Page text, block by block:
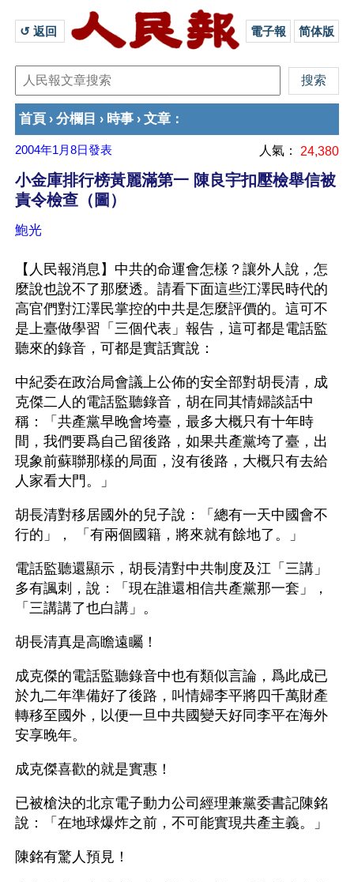
↺ 返回 電子報 简体版
首頁 › 分欄目 › 時事 › 文章 ：
2004年1月8日發表 人氣： 24,380
小金庫排行榜黃麗滿第一 陳良宇扣壓檢舉信被
責令檢查（圖）
鮑光
【人民報消息】中共的命運會怎樣？讓外人說，怎
麼說也說不了那麼透。請看下面這些江澤民時代的
高官們對江澤民掌控的中共是怎麼評價的。這可不
是上臺做學習「三個代表」報告，這可都是電話監
聽來的錄音，可都是實話實說：
中紀委在政治局會議上公佈的安全部對胡長清，成
克傑二人的電話監聽錄音，胡在同其情婦談話中
稱：「共產黨早晚會垮臺，最多大概只有十年時
間，我們要爲自己留後路，如果共產黨垮了臺，出
現象前蘇聯那樣的局面，沒有後路，大概只有去給
人家看大門。」
胡長清對移居國外的兒子說：「總有一天中國會不
行的」， 「有兩個國籍，將來就有餘地了。」
電話監聽還顯示，胡長清對中共制度及江「三講」
多有諷刺，說：「現在誰還相信共產黨那一套」，
「三講講了也白講」。
胡長清真是高瞻遠矚！
成克傑的電話監聽錄音中也有類似言論，爲此成已
於九二年準備好了後路，叫情婦李平將四千萬財產
轉移至國外，以便一旦中共國變天好同李平在海外
安享晚年。
成克傑喜歡的就是實惠！
已被槍決的北京電子動力公司經理兼黨委書記陳銘
說：「在地球爆炸之前，不可能實現共產主義。」
陳銘有驚人預見！